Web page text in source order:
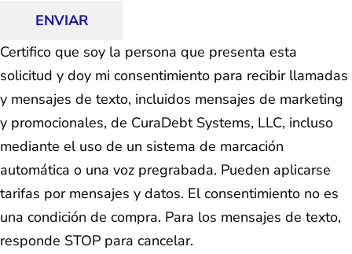
ENVIAR
Certifico que soy la persona que presenta esta
solicitud y doy mi consentimiento para recibir llamadas
y mensajes de texto, incluidos mensajes de marketing
y promocionales, de CuraDebt Systems, LLC, incluso
mediante el uso de un sistema de marcación
automática o una voz pregrabada. Pueden aplicarse
tarifas por mensajes y datos. El consentimiento no es
una condición de compra. Para los mensajes de texto,
responde STOP para cancelar.